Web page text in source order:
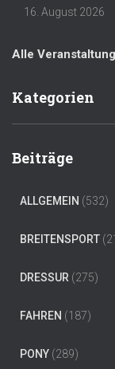
16. August 2026
Alle
Kategorien
Beiträge
ALLGEMEIN (532)
BREITENSPORT
DRESSUR (275)
FAHREN (187)
PONY (289)